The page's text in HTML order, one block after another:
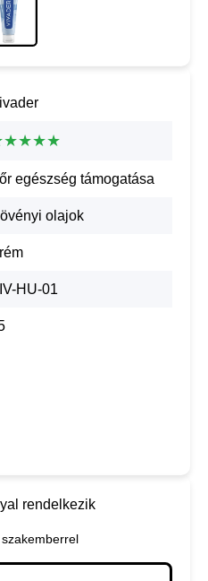
egészség támogatása
olajok
HU-01
rendelkezik